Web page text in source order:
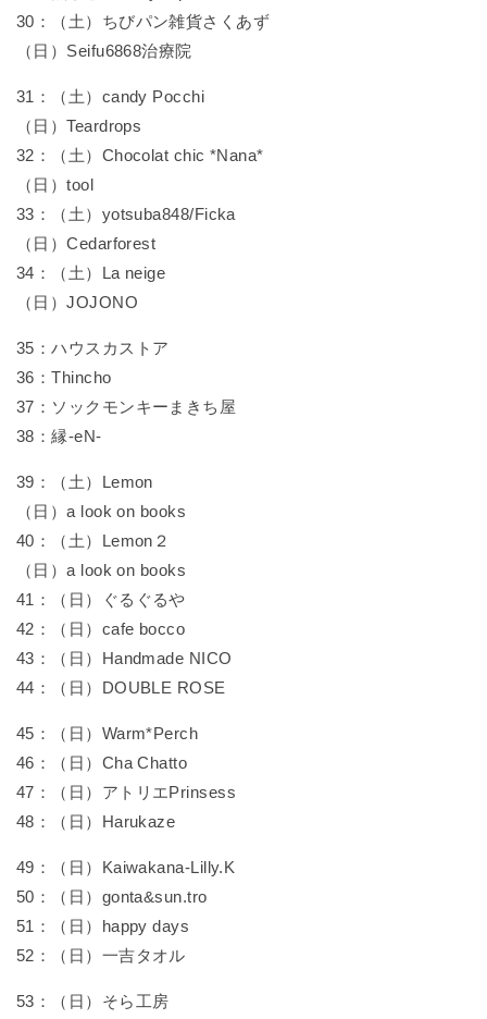
30：（土）ちびパン雑貨さくあず
（日）Seifu6868治療院
31：（土）candy Pocchi
（日）Teardrops
32：（土）Chocolat chic *Nana*
（日）tool
33：（土）yotsuba848/Ficka
（日）Cedarforest
34：（土）La neige
（日）JOJONO
35：ハウスカストア
36：Thincho
37：ソックモンキーまきち屋
38：縁-eN-
39：（土）Lemon
（日）a look on books
40：（土）Lemon２
（日）a look on books
41：（日）ぐるぐるや
42：（日）cafe bocco
43：（日）Handmade NICO
44：（日）DOUBLE ROSE
45：（日）Warm*Perch
46：（日）Cha Chatto
47：（日）アトリエPrinsess
48：（日）Harukaze
49：（日）Kaiwakana-Lilly.K
50：（日）gonta&sun.tro
51：（日）happy days
52：（日）一吉タオル
53：（日）そら工房